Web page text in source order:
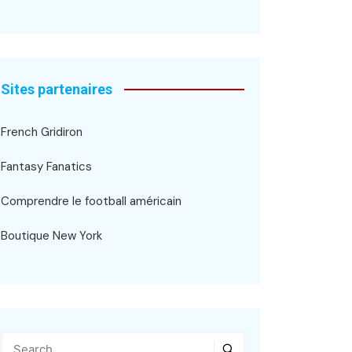
Sites partenaires
French Gridiron
Fantasy Fanatics
Comprendre le football américain
Boutique New York